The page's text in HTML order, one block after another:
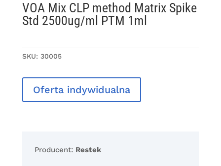
VOA Mix CLP method Matrix Spike
Std 2500ug/ml PTM 1ml
SKU: 30005
Oferta indywidualna
Producent: Restek